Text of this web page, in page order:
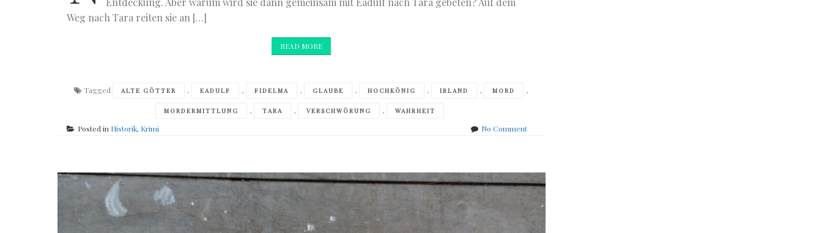
Weg nach Tara reiten sie an […]
READ MORE
Tagged ALTE GÖTTER , EADULF , FIDELMA , GLAUBE , HOCHKÖNIG , IRLAND , MORD ,
MORDERMITTLUNG , TARA , VERSCHWÖRUNG , WAHRHEIT
Posted in Historik, Krimi No Commenton
Tod
den
Göttern